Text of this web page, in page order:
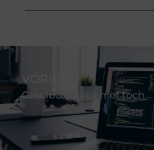
Goudbaar kopen of toch kiezen voor een gouden munt?